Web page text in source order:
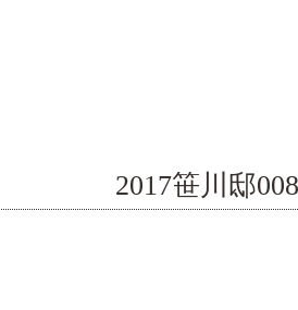
2017笹川邸008